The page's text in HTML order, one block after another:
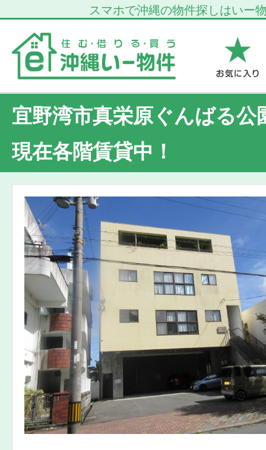
スマホで沖縄の物件探しはいー
宜野湾市真栄原ぐんばる
現在各階賃貸中！